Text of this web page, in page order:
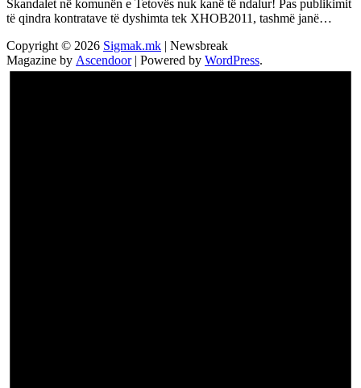
Skandalet në komunën e Tetovës nuk kanë të ndalur! Pas publikimit
të qindra kontratave të dyshimta tek XHOB2011, tashmë janë…
Copyright © 2026 Sigmak.mk | Newsbreak
Magazine by Ascendoor| Powered by WordPress.